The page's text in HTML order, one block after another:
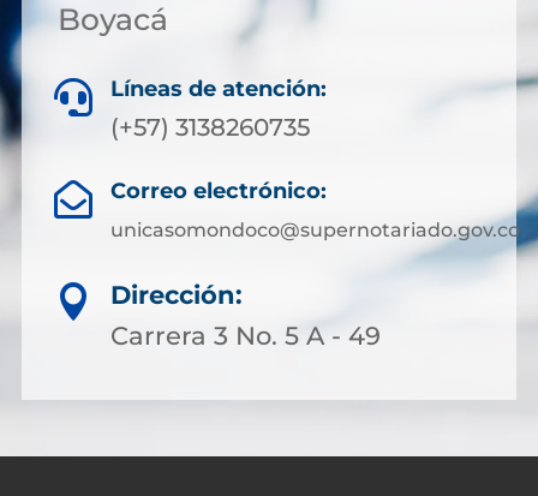
Boyacá
 Líneas de atención:
(+57) 3138260735
 Correo electrónico:
unicasomondoco@supernotariado.gov.co

Dirección:
Carrera 3 No. 5 A - 49